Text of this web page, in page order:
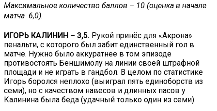
Максимальное количество баллов – 10 (оценка в начале
матча  6,0).
ИГОРЬ КАЛИНИН – 3,5. Рукой принёс для «Акрона»
пенальти, с которого был забит единственный гол в
матче. Нужно было аккуратнее в том эпизоде
противостоять Беншимолу на линии своей штрафной
площади и не играть в гандбол. В целом по статистике
Игорь боролся неплохо (выиграл пять единоборств из
семи), но с качеством навесов и длинных пасов у
Калинина была беда (удачный только один из семи).